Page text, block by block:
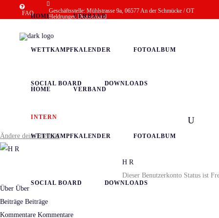
FAQ
Geschäftsstelle: Mühlstrasse 9a, 06577 An der Schmücke / OT
Heldrungen Deutschland
HOME VERBAND
WETTKAMPFKALENDER FOTOALBUM
SOCIAL BOARD DOWNLOADS
HOME VERBAND
WETTKAMPFKALENDER FOTOALBUM
SOCIAL BOARD DOWNLOADS
INTERN
Ändere dein Titelbild
H R
Dieser Benutzerkonto Status ist
Über Über
Beiträge Beiträge
Kommentare Kommentare